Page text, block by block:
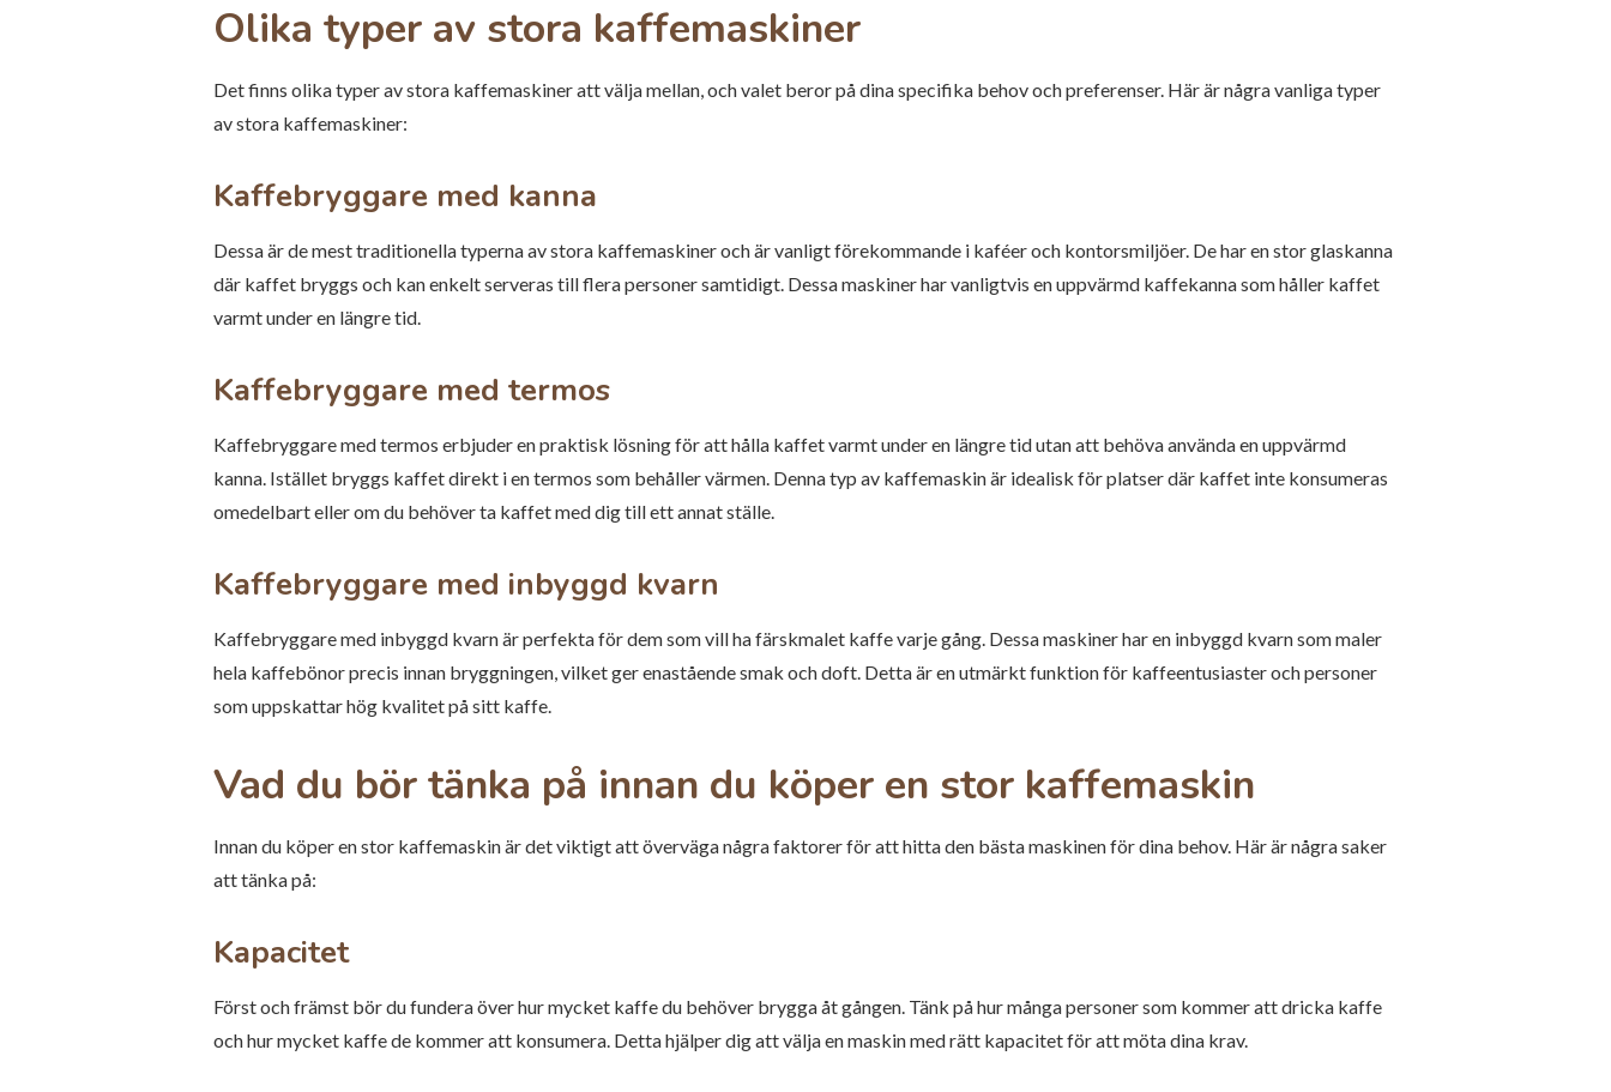
Olika typer av stora kaffemaskiner
Det finns olika typer av stora kaffemaskiner att välja mellan, och valet beror på dina specifika behov och preferenser. Här är några vanliga typer
av stora kaffemaskiner:
Kaffebryggare med kanna
Dessa är de mest traditionella typerna av stora kaffemaskiner och är vanligt förekommande i kaféer och kontorsmiljöer. De har en stor glaskanna
där kaffet bryggs och kan enkelt serveras till flera personer samtidigt. Dessa maskiner har vanligtvis en uppvärmd kaffekanna som håller kaffet
varmt under en längre tid.
Kaffebryggare med termos
Kaffebryggare med termos erbjuder en praktisk lösning för att hålla kaffet varmt under en längre tid utan att behöva använda en uppvärmd
kanna. Istället bryggs kaffet direkt i en termos som behåller värmen. Denna typ av kaffemaskin är idealisk för platser där kaffet inte konsumeras
omedelbart eller om du behöver ta kaffet med dig till ett annat ställe.
Kaffebryggare med inbyggd kvarn
Kaffebryggare med inbyggd kvarn är perfekta för dem som vill ha färskmalet kaffe varje gång. Dessa maskiner har en inbyggd kvarn som maler
hela kaffebönor precis innan bryggningen, vilket ger enastående smak och doft. Detta är en utmärkt funktion för kaffeentusiaster och personer
som uppskattar hög kvalitet på sitt kaffe.
Vad du bör tänka på innan du köper en stor kaffemaskin
Innan du köper en stor kaffemaskin är det viktigt att överväga några faktorer för att hitta den bästa maskinen för dina behov. Här är några saker
att tänka på:
Kapacitet
Först och främst bör du fundera över hur mycket kaffe du behöver brygga åt gången. Tänk på hur många personer som kommer att dricka kaffe
och hur mycket kaffe de kommer att konsumera. Detta hjälper dig att välja en maskin med rätt kapacitet för att möta dina krav.